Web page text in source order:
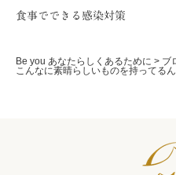
食事でできる感染対策
Be you あなたらしくあるために > ブ
こんなに素晴らしいものを持ってるん